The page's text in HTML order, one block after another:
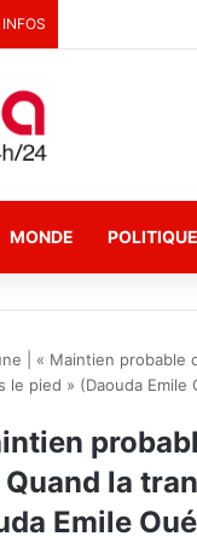
MONDE POLITIQUE
| « Maintien probable
pied » (Daouda Emile
Quand la
Emile